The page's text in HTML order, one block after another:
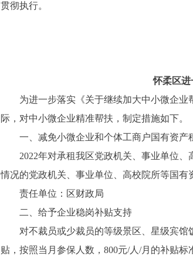
贯彻执行。
怀柔区进
为进一步落实《关于继续加大中小微企业
际，对中小微企业精准帮扶，制定措施如下。
一、减免小微企业和个体工商户国有资产
2022年对承租我区党政机关、事业单位、
情况的党政机关、事业单位、高校院所等国有
责任单位：区财政局
二、给予企业稳岗补贴支持
对不裁员或少裁员的等级景区、星级宾馆
贴，按照当月参保人数，800元/人/月的补贴标